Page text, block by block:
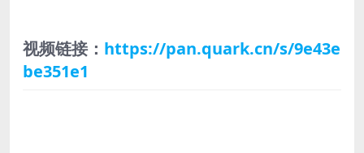
视频链接： https://pan.quark.cn/s/9e43e
be351e1